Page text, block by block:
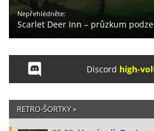
Nepřehlédněte:
Scarlet Deer Inn – průzkum
Discord high-
RETRO-ŠORTKY »